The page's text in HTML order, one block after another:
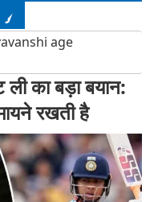
age
का बड़ा बयान:
रखती है